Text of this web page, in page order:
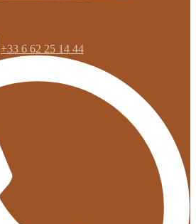
+33 6 62 25 14 44